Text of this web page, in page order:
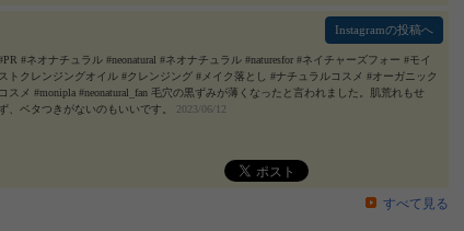
#ネオナチュラル #neonatural #ネオナチュラル #naturesfor #ネイチャーズフォー #モイ
ストクレンジングオイル #クレンジング #メイク落とし #ナチュラルコスメ #オーガニック
コスメ #monipla #neonatural_fan 毛穴の黒ずみが薄くなったと言われました。肌荒れもせ
ず、ベタつきがないのもいいです。 2023/06/12
Instagramの投稿へ
すべて見る